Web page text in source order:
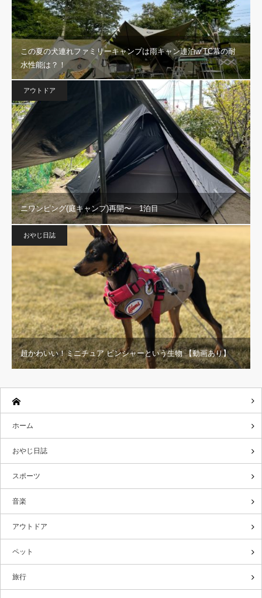
この夏の犬連れファミリーキャンプは雨キャン連泊w TC幕の耐
水性能は？！
アウトドア
ニワンピング(庭キャンプ)再開〜 1泊目
おやじ日誌
超かわいい！ミニチュア ピンシャーという生物 【動画あり】
ホーム
おやじ日誌
スポーツ
音楽
アウトドア
ペット
旅行